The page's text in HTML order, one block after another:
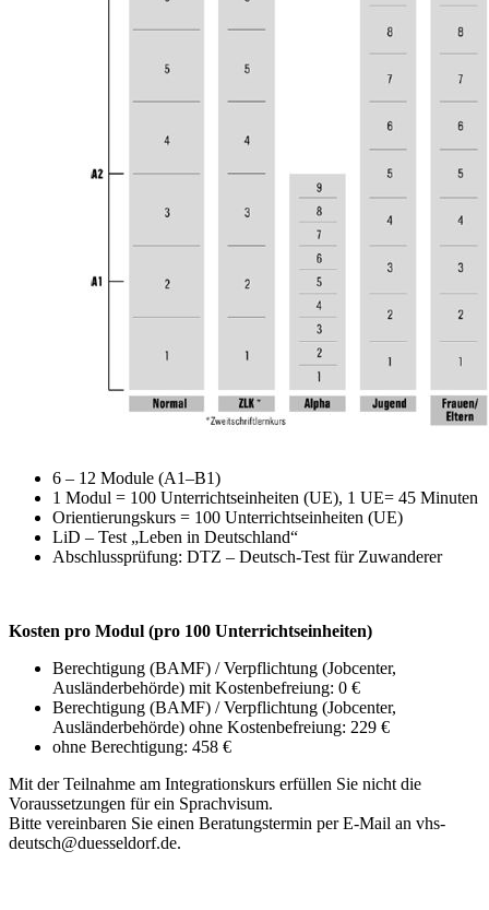
6 – 12 Module (A1–B1)
1 Modul = 100 Unterrichtseinheiten (UE), 1 UE= 45 Minuten
Orientierungskurs = 100 Unterrichtseinheiten (UE)
LiD – Test „Leben in Deutschland“
Abschlussprüfung: DTZ – Deutsch-Test für Zuwanderer
Kosten pro Modul (pro 100 Unterrichtseinheiten)
Berechtigung (BAMF) / Verpflichtung (Jobcenter,
Ausländerbehörde) mit Kostenbefreiung: 0 €
Berechtigung (BAMF) / Verpflichtung (Jobcenter,
Ausländerbehörde) ohne Kostenbefreiung: 229 €
ohne Berechtigung: 458 €
Mit der Teilnahme am Integrationskurs erfüllen Sie nicht die
Voraussetzungen für ein Sprachvisum.
Bitte vereinbaren Sie einen Beratungstermin per E-Mail an vhs-
deutsch@duesseldorf.de.